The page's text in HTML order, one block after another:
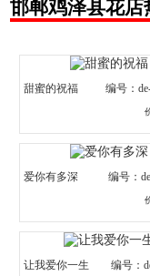
邯郸鸡泽县花店
甜蜜的祝福 编号：
爱你有多深 编号：
让我爱你一生 编号：